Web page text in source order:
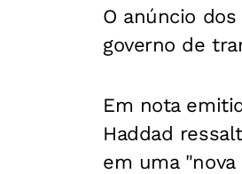
O anúncio
governo de
Em nota
Haddad
em uma